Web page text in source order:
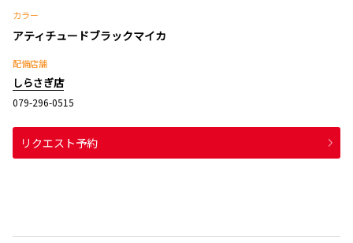
カラー
アティチュードブラックマイカ
配備店舗
しらさぎ店
079-296-0515
リクエスト予約